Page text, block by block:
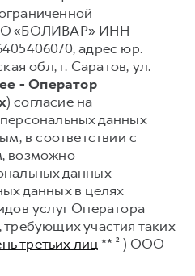
F7X
от 3 599 000 ₽
КЛИЕНТАМ
клиентам
клиентов
GWM
«БОЛИВАР» ИНН
адрес юр.
обл, г. Саратов, ул.
- Оператор
) согласие на
данных
в соответствии с
возможно
данных
данных в целях
услуг Оператора
участия таких
третьих лиц** ² ) ООО